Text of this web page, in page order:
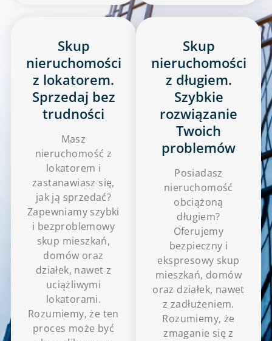
Skup
nieruchomości
z lokatorem.
Sprzedaj bez
trudności
Masz
nieruchomość z
lokatorem i
zastanawiasz się,
jak ją sprzedać?
Zapewniamy szybki
i bezproblemowy
skup mieszkań,
domów oraz
działek, nawet z
uciążliwymi
lokatorami.
Rozumiemy, że ten
proces może być
Skup
nieruchomości
z długiem.
Szybkie
rozwiązanie
Twoich
problemów
Posiadasz
nieruchomość
obciążoną
długiem?
Oferujemy
bezpieczny i
ekspresowy skup
mieszkań, domów
oraz działek, nawet
z zadłużeniem.
Rozumiemy, że
zmaganie się z